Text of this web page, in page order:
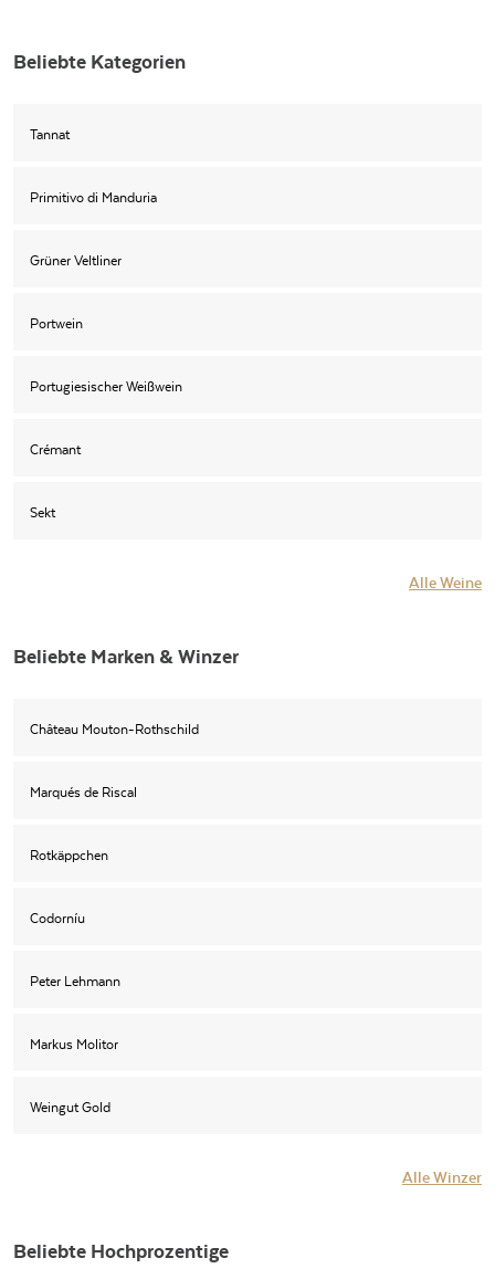
Beliebte Kategorien
Tannat
Primitivo di Manduria
Grüner Veltliner
Portwein
Portugiesischer Weißwein
Crémant
Sekt
Alle Weine
Beliebte Marken & Winzer
Château Mouton-Rothschild
Marqués de Riscal
Rotkäppchen
Codorníu
Peter Lehmann
Markus Molitor
Weingut Gold
Alle Winzer
Beliebte Hochprozentige